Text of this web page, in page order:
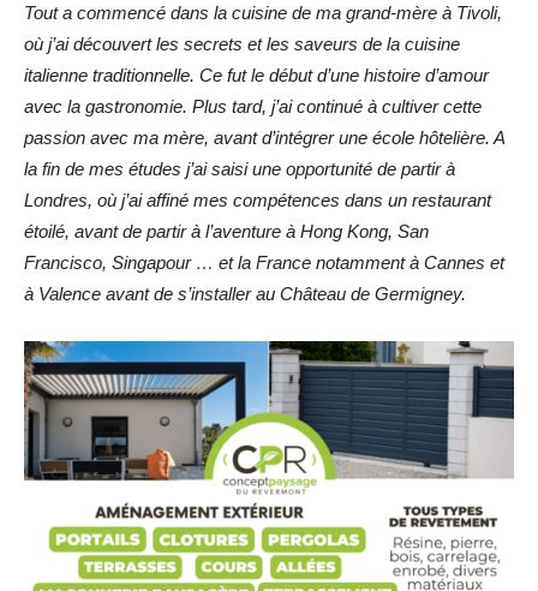
Tout a commencé dans la cuisine de ma grand-mère à Tivoli,
où j’ai découvert les secrets et les saveurs de la cuisine
italienne traditionnelle. Ce fut le début d’une histoire d’amour
avec la gastronomie. Plus tard, j’ai continué à cultiver cette
passion avec ma mère, avant d’intégrer une école hôtelière. A
la fin de mes études j’ai saisi une opportunité de partir à
Londres, où j’ai affiné mes compétences dans un restaurant
étoilé, avant de partir à l’aventure à Hong Kong, San
Francisco, Singapour … et la France notamment à Cannes et
à Valence avant de s’installer au Château de Germigney.